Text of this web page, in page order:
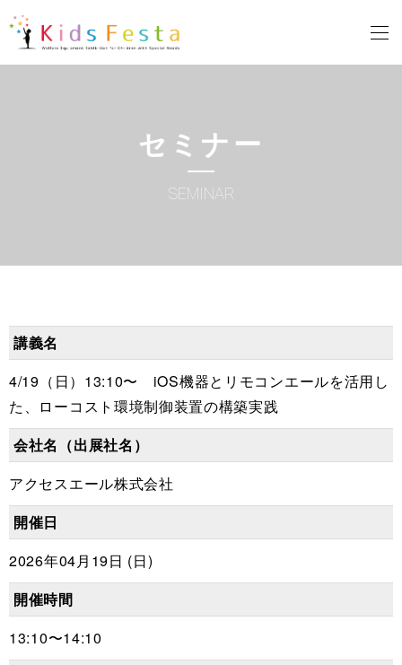
セミナー
SEMINAR
講義名
4/19（日）13:10〜 iOS機器とリモコンエールを活用し
た、ローコスト環境制御装置の構築実践
会社名（出展社名）
アクセスエール株式会社
開催日
2026年04月19日 (日)
開催時間
13:10〜14:10